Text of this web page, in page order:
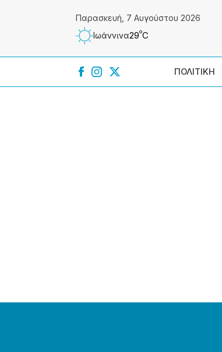
Παρασκευή, 7 Αυγούστου 2026
Ιωάννɩνα29ºC
ΠΟΛΙΤΙΚΗ